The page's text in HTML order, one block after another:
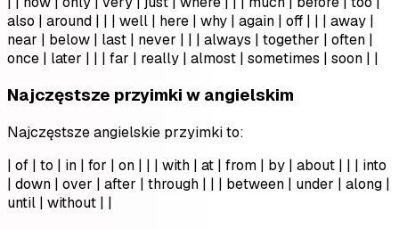
also | around | | | well | here | why | again | off | | | away |
near | below | last | never | | | always | together | often |
once | later | | | far | really | almost | sometimes | soon | |
Najczęstsze przyimki w angielskim
Najczęstsze angielskie przyimki to:
| of | to | in | for | on | | | with | at | from | by | about | | | into
| down | over | after | through | | | between | under | along |
until | without | |